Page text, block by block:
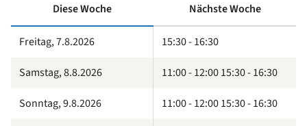
Diese Woche Nächste Woche
Freitag, 7.8.2026 15:30 - 16:30
Samstag, 8.8.2026 11:00 - 12:00 15:30 - 16:30
Sonntag, 9.8.2026 11:00 - 12:00 15:30 - 16:30